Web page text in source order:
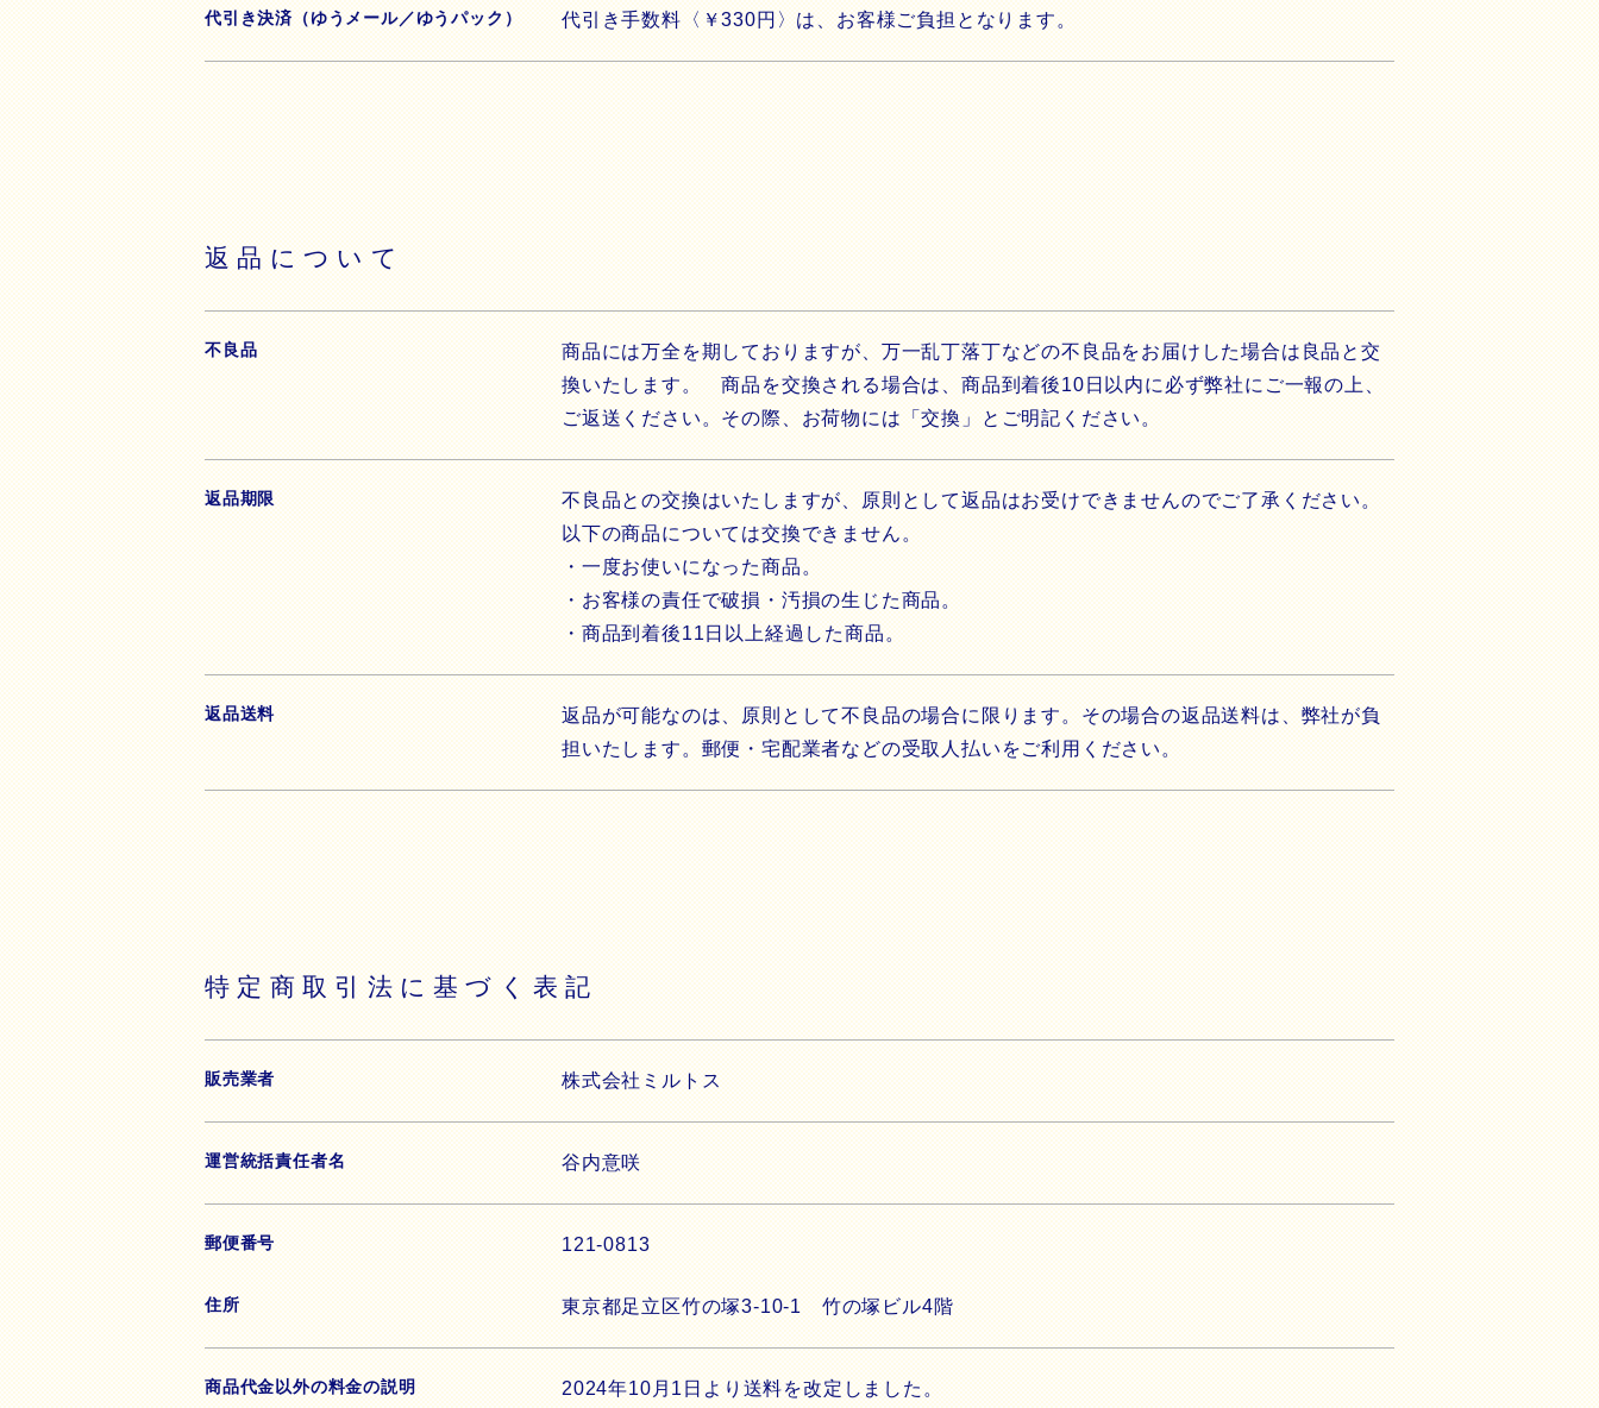
代引き決済（ゆうメール／ゆうパック） 代引き手数料〈￥330円〉は、お客様ご負担となります。
返品について
不良品
商品には万全を期しておりますが、万一乱丁落丁などの不良品をお届けした場合は良品と交
換いたします。 商品を交換される場合は、商品到着後10日以内に必ず弊社にご一報の上、
ご返送ください。その際、お荷物には「交換」とご明記ください。
返品期限
不良品との交換はいたしますが、原則として返品はお受けできませんのでご了承ください。
以下の商品については交換できません。
・一度お使いになった商品。
・お客様の責任で破損・汚損の生じた商品。
・商品到着後11日以上経過した商品。
返品送料
返品が可能なのは、原則として不良品の場合に限ります。その場合の返品送料は、弊社が負
担いたします。郵便・宅配業者などの受取人払いをご利用ください。
特定商取引法に基づく表記
販売業者 株式会社ミルトス
運営統括責任者名 谷内意咲
郵便番号 121-0813
住所 東京都足立区竹の塚3-10-1 竹の塚ビル4階
商品代金以外の料金の説明
2024年10月1日より送料を改定しました。